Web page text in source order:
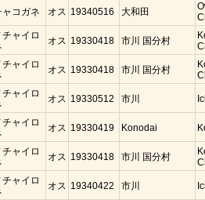
ャコガネ オス 19340516 大和田
ャイロ
オス 19330418 市川 国分村
ャイロ
オス 19330418 市川 国分村
ャイロ
オス 19330512 市川
ャイロ
オス 19330419 Konodai
ャイロ
オス 19330418 市川 国分村
ャイロ
オス 19340422 市川